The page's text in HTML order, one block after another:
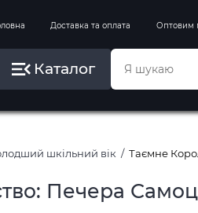
Доставка та оплата Оптовим
Каталог
басейни
шкільний вік Таємне
Печера